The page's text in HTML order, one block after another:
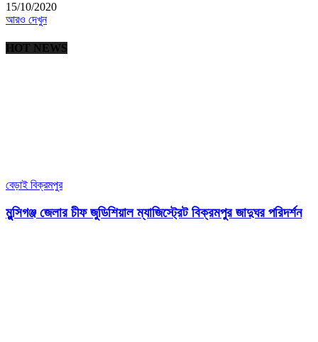
15/10/2020
আরও দেখুন
HOT NEWS
বেড়াই বিক্রমপুর
মুন্সিগঞ্জ জেলার চীফ জুডিশিয়াল ম্যাজিস্ট্রেট বিক্রমপুর জাদুঘর পরিদর্শন